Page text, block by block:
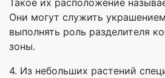
Такое их расположение
Они могут служить
выполнять роль разделителя
зоны.
4. Из небольших растений